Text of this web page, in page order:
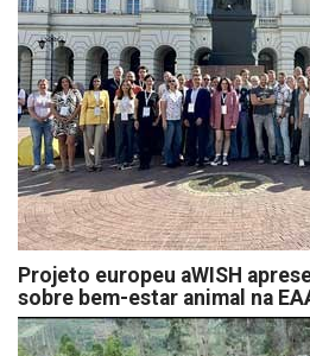
Projeto europeu aWISH
sobre bem-estar animal na